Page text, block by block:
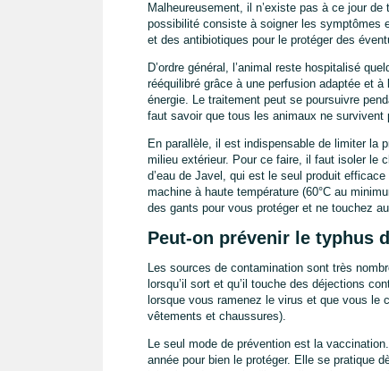
Malheureusement, il n’existe pas à ce jour
possibilité consiste à soigner les symptômes
et des antibiotiques pour le protéger des
D’ordre général, l’animal reste hospitalisé
rééquilibré grâce à une perfusion adaptée et
énergie. Le traitement peut se poursuivre
faut savoir que tous les animaux ne survivent
En parallèle, il est indispensable de limiter la
milieu extérieur. Pour ce faire, il faut isoler le
d’eau de Javel, qui est le seul produit
machine à haute température (60°C au
des gants pour vous protéger et ne touchez
Peut-on prévenir le typhus
Les sources de contamination sont très
lorsqu’il sort et qu’il touche des déjections
lorsque vous ramenez le virus et que vous le
vêtements et chaussures).
Le seul mode de prévention est la
année pour bien le protéger. Elle se pratique